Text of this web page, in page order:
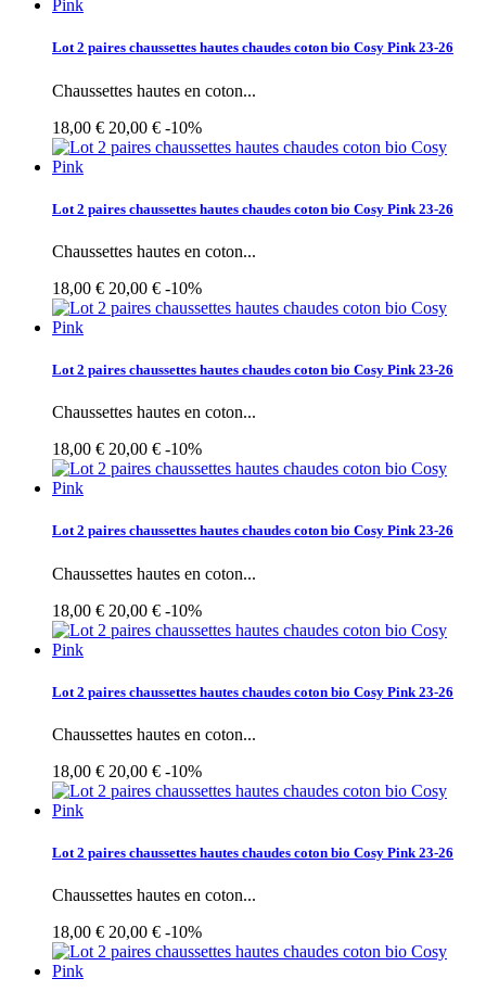
Lot 2 paires chaussettes hautes chaudes coton bio Cosy Pink 23-26
Chaussettes hautes en coton...
18,00 € 20,00 € -10%
Lot 2 paires chaussettes hautes chaudes coton bio Cosy Pink 23-26
Chaussettes hautes en coton...
18,00 € 20,00 € -10%
Lot 2 paires chaussettes hautes chaudes coton bio Cosy Pink 23-26
Chaussettes hautes en coton...
18,00 € 20,00 € -10%
Lot 2 paires chaussettes hautes chaudes coton bio Cosy Pink 23-26
Chaussettes hautes en coton...
18,00 € 20,00 € -10%
Lot 2 paires chaussettes hautes chaudes coton bio Cosy Pink 23-26
Chaussettes hautes en coton...
18,00 € 20,00 € -10%
Lot 2 paires chaussettes hautes chaudes coton bio Cosy Pink 23-26
Chaussettes hautes en coton...
18,00 € 20,00 € -10%